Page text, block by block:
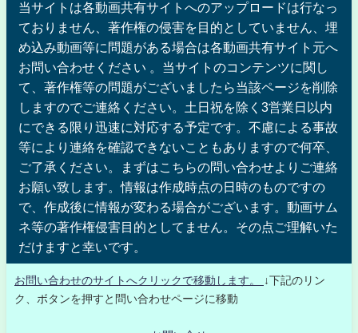
当サイトは各動画共有サイトへのアップロードは行なっ
ておりません、著作権の侵害を目的としていません、埋
め込み動画等に問題がある場合は各動画共有サイト元へ
お問い合わせください 。当サイトのコンテンツに関し
て、著作権等の問題がございましたら当該ページを削除
しますのでご連絡ください。土日祝を除く3営業日以内
にできる限り迅速に対応する予定です。不慮による事故
等により連絡を確認できないこともありますので何卒、
ご了承ください。まずはこちらの問い合わせよりご連絡
お願い致します。情報は作成時点の日時のものですの
で、作成後に情報が変わる場合がございます。動画サム
ネ等の著作権侵害目的としてません。その点ご理解いた
だけますと幸いです。
お問い合わせのサイトへクリックで移動します。
↓下記のリン
ク、ボタンを押すと問い合わせページに移動